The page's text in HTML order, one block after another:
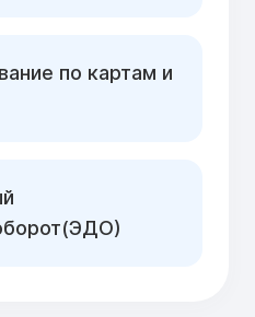
по картам и